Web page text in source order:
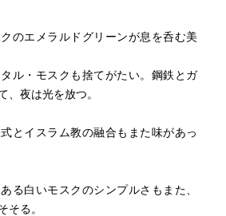
のエメラルドグリーンが息を呑む美
ル・モスクも捨てがたい。鋼鉄とガ
、夜は光を放つ。
とイスラム教の融合もまた味があっ
る白いモスクのシンプルさもまた、
そる。